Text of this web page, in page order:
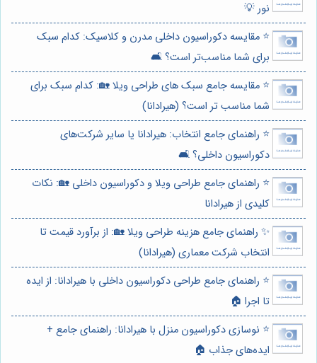
نور 💡
⭐️ مقایسه دکوراسیون داخلی مدرن و کلاسیک: کدام سبک
برای شما مناسب‌تر است؟ 🛋️
⭐️ مقایسه جامع سبک های طراحی ویلا 🏡: کدام سبک برای
شما مناسب تر است؟ (هیرادانا)
⭐️ راهنمای جامع انتخاب: هیرادانا یا سایر شرکت‌های
دکوراسیون داخلی؟ 🛋️
⭐️ راهنمای جامع طراحی ویلا و دکوراسیون داخلی 🏡: نکات
کلیدی از هیرادانا
✨ راهنمای جامع هزینه طراحی ویلا 🏡: از برآورد قیمت تا
انتخاب شرکت معماری (هیرادانا)
⭐️ راهنمای جامع طراحی دکوراسیون داخلی با هیرادانا: از ایده
تا اجرا 🏠
⭐️ نوسازی دکوراسیون منزل با هیرادانا: راهنمای جامع +
ایده‌های جذاب 🏠